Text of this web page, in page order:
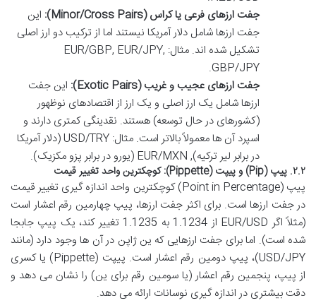
جفت ارزهای فرعی یا کراس (Minor/Cross Pairs):
این
جفت ارزها شامل دلار آمریکا نیستند اما از ترکیب دو ارز اصلی
تشکیل شده اند. مثال: EUR/GBP, EUR/JPY,
GBP/JPY.
جفت ارزهای عجیب و غریب (Exotic Pairs):
این جفت
ارزها شامل یک ارز اصلی و یک ارز از اقتصادهای نوظهور
(کشورهای در حال توسعه) هستند. نقدینگی کمتری دارند و
اسپرد آن ها معمولاً بالاتر است. مثال: USD/TRY (دلار آمریکا
در برابر لیر ترکیه), EUR/MXN (یورو در برابر پزو مکزیک).
۲.۲. پیپ (Pip) و پیپت (Pippette): کوچکترین واحد تغییر قیمت
پیپ (Point in Percentage) کوچکترین واحد اندازه گیری تغییر قیمت
در جفت ارزها است. برای اکثر جفت ارزها، پیپ چهارمین رقم اعشار است
(مثلاً اگر EUR/USD از 1.1234 به 1.1235 تغییر کند، یک پیپ جابجا
شده است). اما برای جفت ارزهایی که ین ژاپن در آن ها وجود دارد (مانند
USD/JPY)، پیپ دومین رقم اعشار است. پیپت (Pippette) یا کسری
از پیپ، پنجمین رقم اعشار (یا سومین رقم برای ین) را نشان می دهد و
دقت بیشتری در اندازه گیری نوسانات ارائه می دهد.